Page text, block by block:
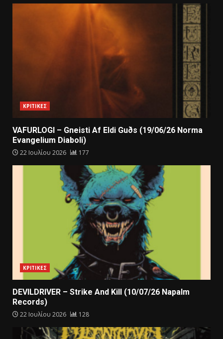
ΚΡΙΤΙΚΕΣ
VAFURLOGI – Gneisti Af Eldi Guðs (19/06/26 Norma
Evangelium Diaboli)
22 Ιουλίου 2026 177
ΚΡΙΤΙΚΕΣ
DEVILDRIVER – Strike And Kill (10/07/26 Napalm
Records)
22 Ιουλίου 2026 128